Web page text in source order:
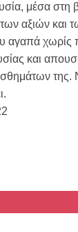
μέσα στη
αξιών και
χωρίς
και
της.